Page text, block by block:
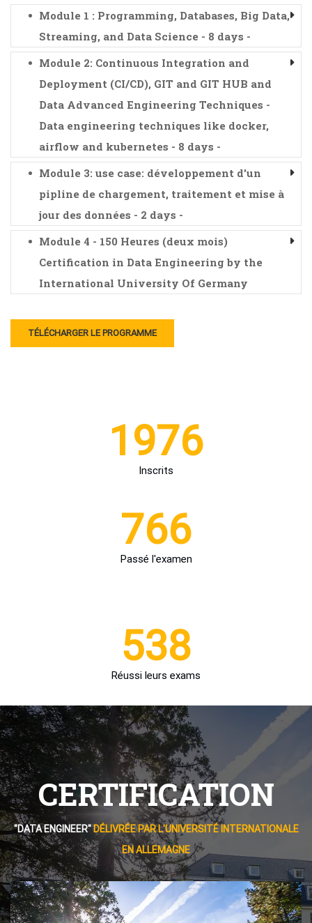
Module 1 : Programming, Databases, Big Data,
Streaming, and Data Science - 8 days -
Module 2: Continuous Integration and
Deployment (CI/CD), GIT and GIT HUB and
Data Advanced Engineering Techniques -
Data engineering techniques like docker,
airflow and kubernetes - 8 days -
Module 3: use case: développement d'un
pipline de chargement, traitement et mise à
jour des données - 2 days -
Module 4 - 150 Heures (deux mois)
Certification in Data Engineering by the
International University Of Germany
TÉLÉCHARGER LE PROGRAMME
1976
Inscrits
766
Passé l'examen
538
Réussi leurs exams
CERTIFICATION
"DATA ENGINEER"DÉLIVRÉE PAR L'UNIVERSITÉ INTERNATIONALE
EN ALLEMAGNE